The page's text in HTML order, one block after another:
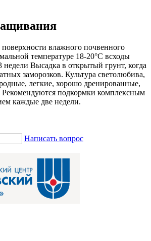
поверхности влажного почвенного
температуре 18-20°С всходы
недели Высадка в открытый грунт, когда
заморозков. Культура светолюбива,
легкие, хорошо дренированные,
подкормки комплексным
каждые две недели.
Написать вопрос